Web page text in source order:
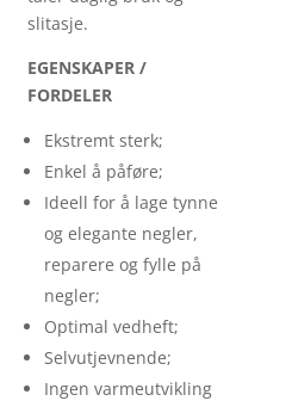
slitasje.
EGENSKAPER /
FORDELER
Ekstremt sterk;
Enkel å påføre;
Ideell for å lage tynne
og elegante negler,
reparere og fylle på
negler;
Optimal vedheft;
Selvutjevnende;
Ingen varmeutvikling